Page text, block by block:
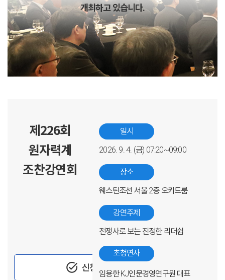
개최하고 있습니다.
제226회
원자력계
조찬강연회
task_alt 신청하기
일시
2026. 9. 4. (금) 07:20~09:00
장소
웨스틴조선 서울 2층 오키드룸
강연주제
전쟁사로 보는 진정한 리더쉽
초청연사
임용한 KJ인문경영연구원 대표